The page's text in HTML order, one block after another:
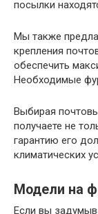
посылки
Мы также
крепления
обеспечить
Необходимые
Выбирая
получаете не
гарантию его
климатических
Модели на
Если вы